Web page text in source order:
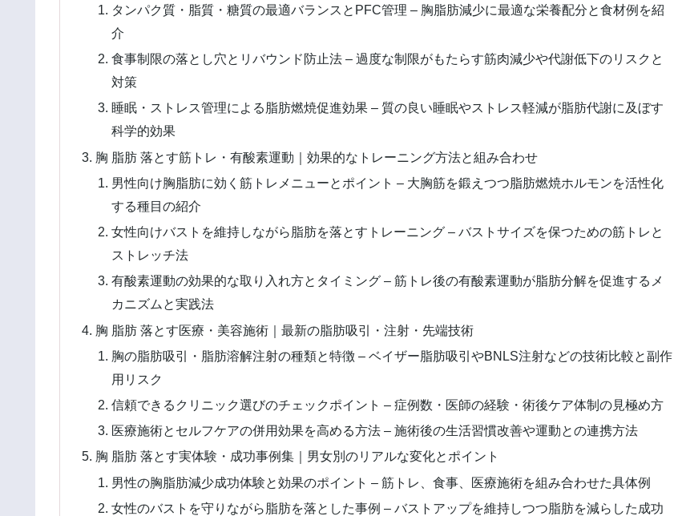
タンパク質・脂質・糖質の最適バランスとPFC管理 – 胸脂肪減少に最適な栄養配分と食材例を紹
介
食事制限の落とし穴とリバウンド防止法 – 過度な制限がもたらす筋肉減少や代謝低下のリスクと
対策
睡眠・ストレス管理による脂肪燃焼促進効果 – 質の良い睡眠やストレス軽減が脂肪代謝に及ぼす
科学的効果
胸 脂肪 落とす筋トレ・有酸素運動｜効果的なトレーニング方法と組み合わせ
男性向け胸脂肪に効く筋トレメニューとポイント – 大胸筋を鍛えつつ脂肪燃焼ホルモンを活性化
する種目の紹介
女性向けバストを維持しながら脂肪を落とすトレーニング – バストサイズを保つための筋トレと
ストレッチ法
有酸素運動の効果的な取り入れ方とタイミング – 筋トレ後の有酸素運動が脂肪分解を促進するメ
カニズムと実践法
胸 脂肪 落とす医療・美容施術｜最新の脂肪吸引・注射・先端技術
胸の脂肪吸引・脂肪溶解注射の種類と特徴 – ベイザー脂肪吸引やBNLS注射などの技術比較と副作
用リスク
信頼できるクリニック選びのチェックポイント – 症例数・医師の経験・術後ケア体制の見極め方
医療施術とセルフケアの併用効果を高める方法 – 施術後の生活習慣改善や運動との連携方法
胸 脂肪 落とす実体験・成功事例集｜男女別のリアルな変化とポイント
男性の胸脂肪減少成功体験と効果のポイント – 筋トレ、食事、医療施術を組み合わせた具体例
女性のバストを守りながら脂肪を落とした事例 – バストアップを維持しつつ脂肪を減らした成功